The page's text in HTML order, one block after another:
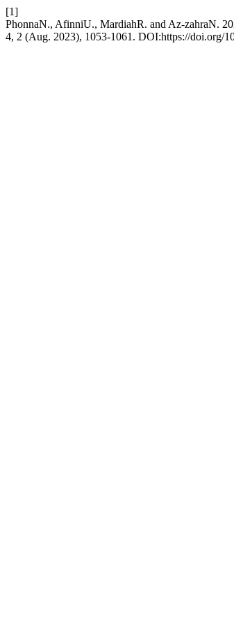
[1]
PhonnaN., AfinniU., MardiahR. and Az-zahraN.
4, 2 (Aug. 2023), 1053-1061. DOI:https://doi.org/